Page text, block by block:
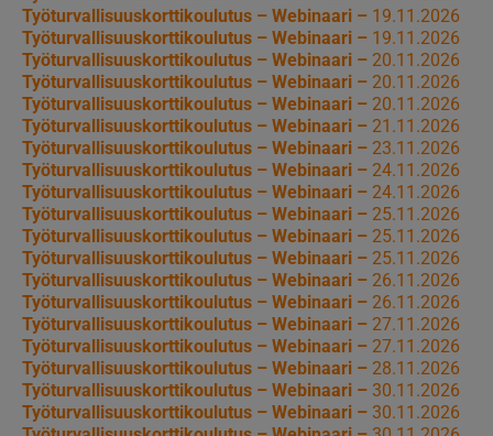
Työturvallisuuskorttikoulutus – Webinaari – 19.11.2026
Työturvallisuuskorttikoulutus – Webinaari – 19.11.2026
Työturvallisuuskorttikoulutus – Webinaari – 20.11.2026
Työturvallisuuskorttikoulutus – Webinaari – 20.11.2026
Työturvallisuuskorttikoulutus – Webinaari – 20.11.2026
Työturvallisuuskorttikoulutus – Webinaari – 21.11.2026
Työturvallisuuskorttikoulutus – Webinaari – 23.11.2026
Työturvallisuuskorttikoulutus – Webinaari – 24.11.2026
Työturvallisuuskorttikoulutus – Webinaari – 24.11.2026
Työturvallisuuskorttikoulutus – Webinaari – 25.11.2026
Työturvallisuuskorttikoulutus – Webinaari – 25.11.2026
Työturvallisuuskorttikoulutus – Webinaari – 25.11.2026
Työturvallisuuskorttikoulutus – Webinaari – 26.11.2026
Työturvallisuuskorttikoulutus – Webinaari – 26.11.2026
Työturvallisuuskorttikoulutus – Webinaari – 27.11.2026
Työturvallisuuskorttikoulutus – Webinaari – 27.11.2026
Työturvallisuuskorttikoulutus – Webinaari – 28.11.2026
Työturvallisuuskorttikoulutus – Webinaari – 30.11.2026
Työturvallisuuskorttikoulutus – Webinaari – 30.11.2026